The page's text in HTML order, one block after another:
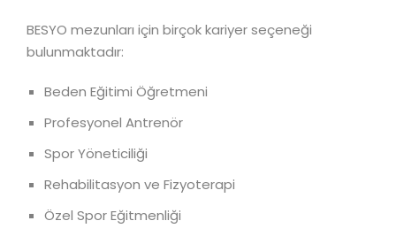
BESYO mezunları için birçok kariyer seçeneği
bulunmaktadır:
Beden Eğitimi Öğretmeni
Profesyonel Antrenör
Spor Yöneticiliği
Rehabilitasyon ve Fizyoterapi
Özel Spor Eğitmenliği